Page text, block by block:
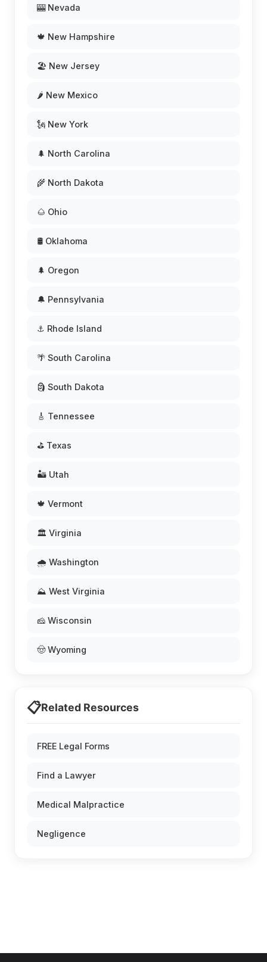
🎰 Nevada
🍁 New Hampshire
🏖️ New Jersey
🌶️ New Mexico
🗽 New York
🌲 North Carolina
🌾 North Dakota
🌰 Ohio
🛢️ Oklahoma
🌲 Oregon
🔔 Pennsylvania
⚓ Rhode Island
🌴 South Carolina
🗿 South Dakota
🎸 Tennessee
⛳ Texas
🏜️ Utah
🍁 Vermont
🏛️ Virginia
🌧️ Washington
⛰️ West Virginia
🧀 Wisconsin
🤠 Wyoming
📋Related Resources
FREE Legal Forms
Find a Lawyer
Medical Malpractice
Negligence